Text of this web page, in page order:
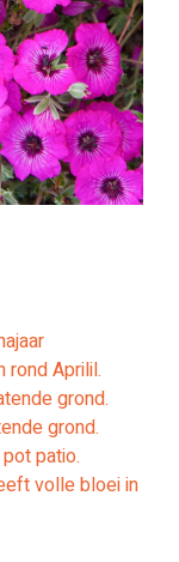
rond Aprilil.
grond.
grond.
patio.
volle bloei in